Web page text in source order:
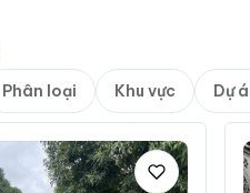
Phân loại Khu vực Dự